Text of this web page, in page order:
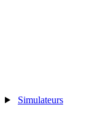
Simulateurs